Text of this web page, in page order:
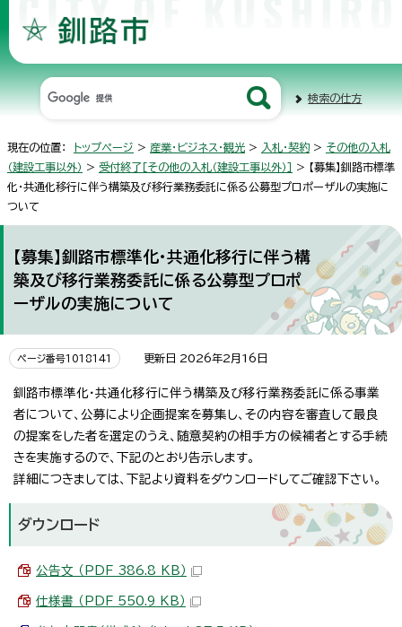
検索の仕方
現在の位置： トップページ > 産業・ビジネス・観光 > 入札・契約 > その他の入札
（建設工事以外） > 受付終了［その他の入札（建設工事以外）］
> 【募集】釧路市標準
化・共通化移行に伴う構築及び移行業務委託に係る公募型プロポーザルの実施に
ついて
【募集】釧路市標準化・共通化移行に伴う構
築及び移行業務委託に係る公募型プロポ
ーザルの実施について
ページ番号1018141 更新日 2026年2月16日
釧路市標準化・共通化移行に伴う構築及び移行業務委託に係る事業
者について、公募により企画提案を募集し、その内容を審査して最良
の提案をした者を選定のうえ、随意契約の相手方の候補者とする手続
きを実施するので、下記のとおり告示します。
詳細につきましては、下記より資料をダウンロードしてご確認下さい。
ダウンロード
公告文 （PDF 386.8 KB）
仕様書 （PDF 550.9 KB）